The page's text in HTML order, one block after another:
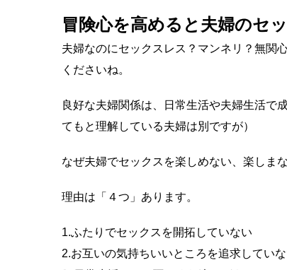
冒険心を高めると夫婦のセ
夫婦なのにセックスレス？マンネリ？無関
くださいね。
良好な夫婦関係は、日常生活や夫婦生活で
てもと理解している夫婦は別ですが）
なぜ夫婦でセックスを楽しめない、楽しま
理由は「４つ」あります。
1.ふたりでセックスを開拓していない
2.お互いの気持ちいいところを追求してい